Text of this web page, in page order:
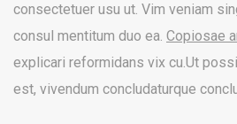
consectetuer usu ut. Vim veniam
consul mentitum duo ea. Copiosae
explicari reformidans vix cu.Ut
est, vivendum concludaturque